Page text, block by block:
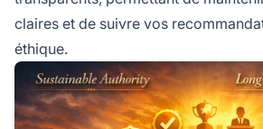
claires et de suivre vos
éthique.